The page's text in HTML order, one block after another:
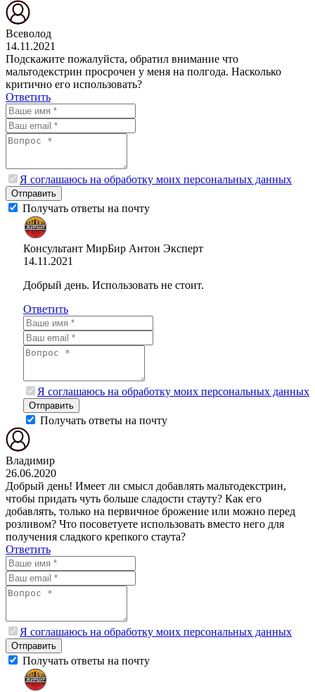
Всеволод
14.11.2021
Подскажите пожалуйста, обратил внимание что
мальтодекстрин просрочен у меня на полгода. Насколько
критично его использовать?
Ответить
Я соглашаюсь на обработку моих персональных данных
Отправить
Получать ответы на почту
Консультант МирБир Антон Эксперт
14.11.2021
Добрый день. Использовать не стоит.
Ответить
Я соглашаюсь на обработку моих персональных данных
Отправить
Получать ответы на почту
Владимир
26.06.2020
Добрый день! Имеет ли смысл добавлять мальтодекстрин,
чтобы придать чуть больше сладости стауту? Как его
добавлять, только на первичное брожение или можно перед
розливом? Что посоветуете использовать вместо него для
получения сладкого крепкого стаута?
Ответить
Я соглашаюсь на обработку моих персональных данных
Отправить
Получать ответы на почту